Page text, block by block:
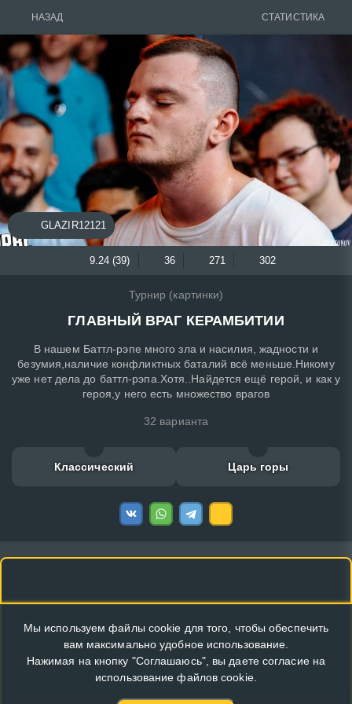
НАЗАД СТАТИСТИКА
GLAZIR12121
9.24 (39) 36 271 302
Турнир (картинки)
ГЛАВНЫЙ ВРАГ КЕРАМБИТИИ
В нашем Баттл-рэпе много зла и насилия, жадности и
безумия,наличие конфликтных баталий всё меньше.Никому
уже нет дела до баттл-рэпа.Хотя..Найдется ещё герой, и как у
героя,у него есть множество врагов
32 варианта
Классический Царь горы
Мы используем файлы cookie для того, чтобы обеспечить
вам максимально удобное использование.
Нажимая на кнопку "Соглашаюсь", вы даете согласие на
использование файлов cookie.